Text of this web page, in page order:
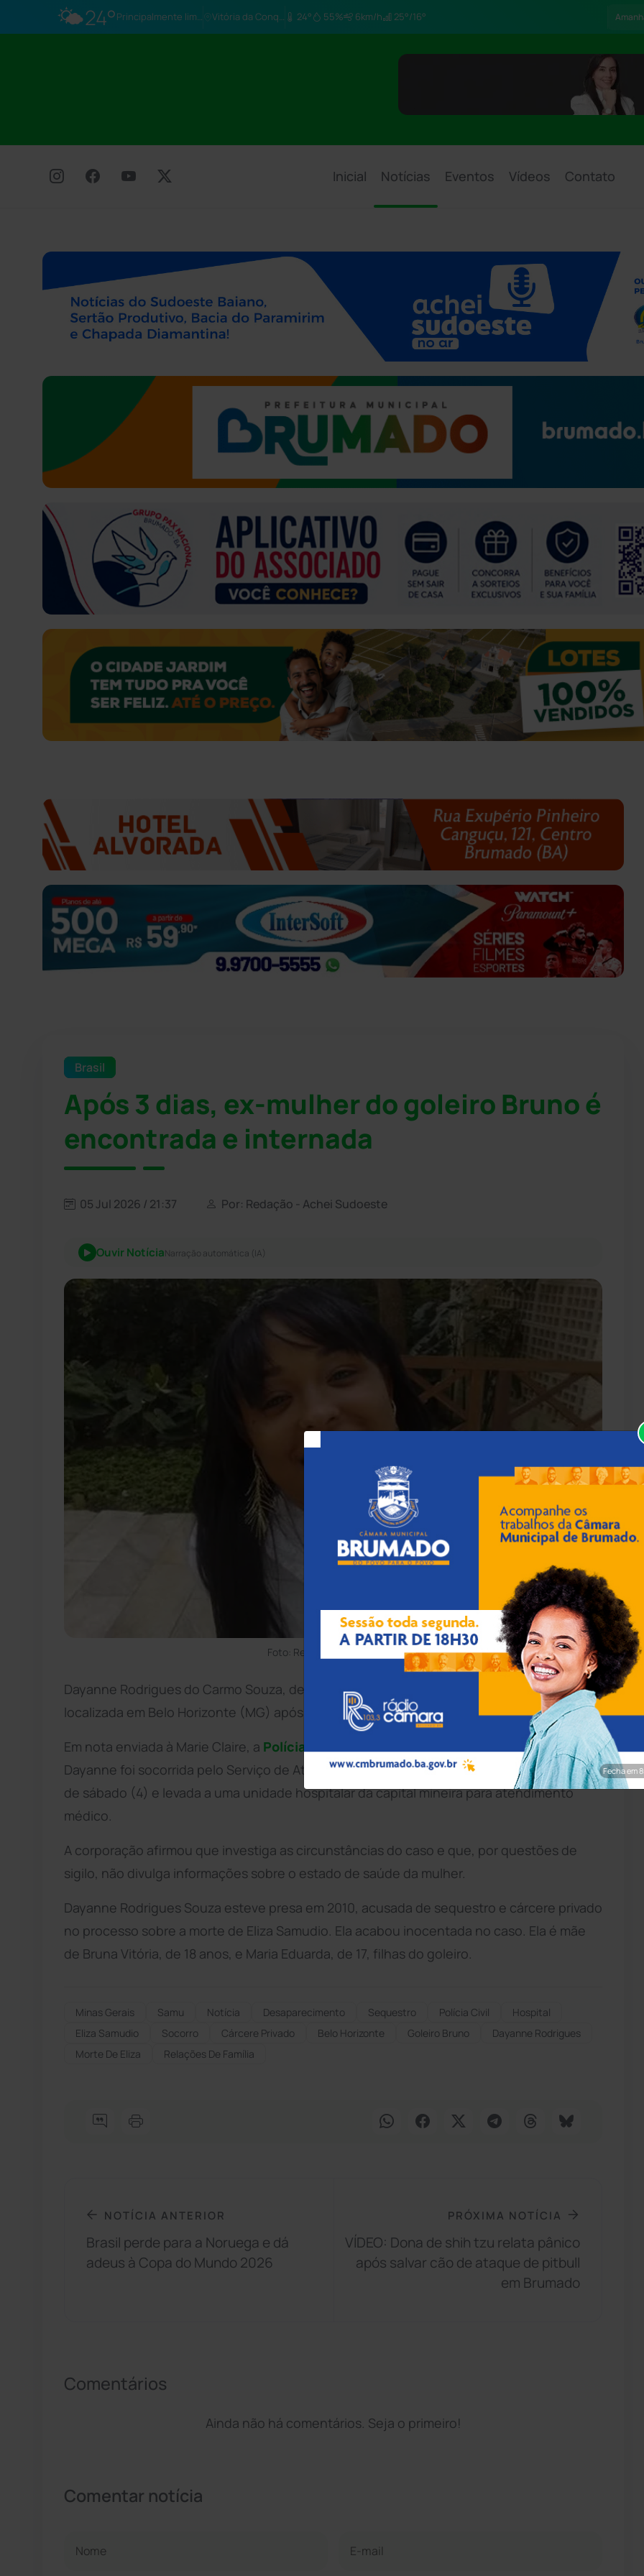
🌤️24° Principalmente limpo Vitória da Conq… 24° 55% 6km/h 25°/16°
Inicial Notícias Eventos Vídeos Contato
Brasil
Após 3 dias, ex-mulher do goleiro Bruno é
encontrada e internada
05 Jul 2026 / 21:37 Por: Redação - Achei Sudoeste
Ouvir NotíciaNarração automática (IA)
Foto: Reprodução/Instagram
Dayanne Rodrigues do Carmo Souza, de 39 anos, ex-mulher do goleiro Bruno, foi
localizada em Belo Horizonte (MG) após três dias desaparecida.
Em nota enviada à Marie Claire, a Polícia Civil
de Minas Gerais (PCMG) informou que
Dayanne foi socorrida pelo Serviço de Atendimento Móvel de Urgência (Samu) na noite
de sábado (4) e levada a uma unidade hospitalar da capital mineira para atendimento
médico.
A corporação afirmou que investiga as circunstâncias do caso e que, por questões de
sigilo, não divulga informações sobre o estado de saúde da mulher.
Dayanne Rodrigues Souza esteve presa em 2010, acusada de sequestro e cárcere privado
no processo sobre a morte de Eliza Samudio. Ela acabou inocentada no caso. Ela é mãe
de Bruna Vitória, de 18 anos, e Maria Eduarda, de 17, filhas do goleiro.
Minas Gerais Samu Notícia Desaparecimento Sequestro Polícia Civil
Hospital
Eliza Samudio
Socorro Cárcere Privado Belo Horizonte Goleiro Bruno
Dayanne Rodrigues
Morte De Eliza
Relações De Família
NOTÍCIA ANTERIOR
Brasil perde para a Noruega e dá
adeus à Copa do Mundo 2026
PRÓXIMA NOTÍCIA
VÍDEO: Dona de shih tzu relata pânico
após salvar cão de ataque de pitbull
em Brumado
Comentários
Ainda não há comentários. Seja o primeiro!
Comentar notícia
Fecha em